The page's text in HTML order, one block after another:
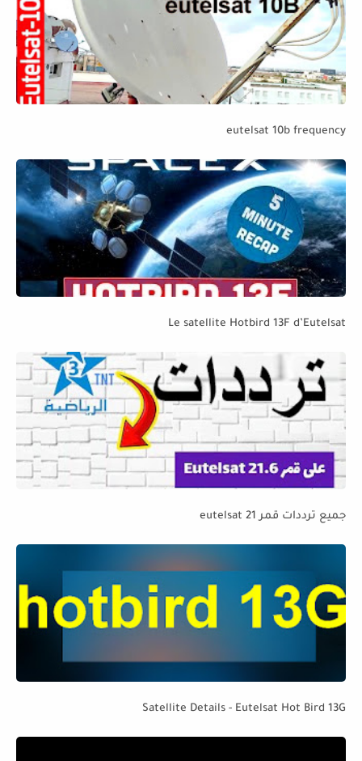
eutelsat 10b frequency
Le satellite Hotbird 13F d’Eutelsat
جميع ترددات قمر eutelsat 21
Satellite Details - Eutelsat Hot Bird 13G